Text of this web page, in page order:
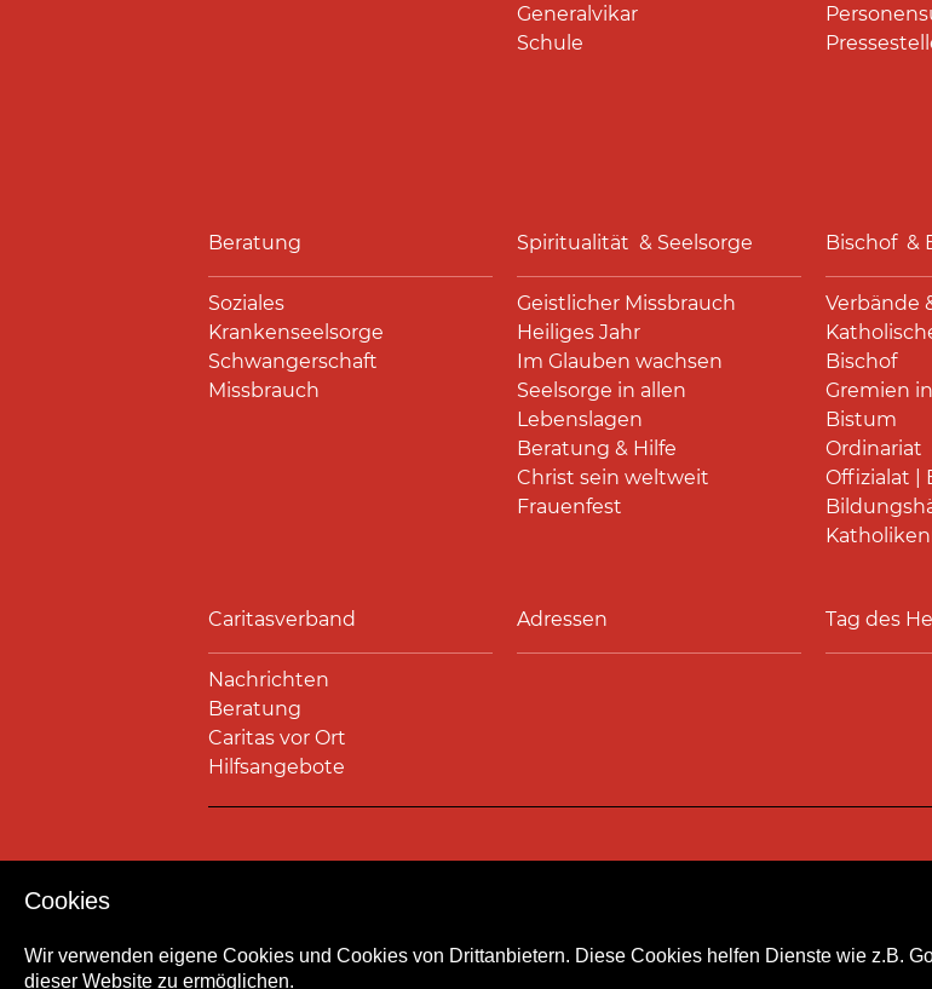
Cookies
Wir verwenden eigene Cookies und Cookies von Drittanbietern. Diese Cookies helfen Dienste wie z.B.
dieser Website zu ermöglichen.
Generalvikar
Schule
Beratung
Soziales
Krankenseelsorge
Schwangerschaft
Missbrauch
Spiritualität & Seelsorge
Geistlicher Missbrauch
Heiliges Jahr
Im Glauben wachsen
Seelsorge in allen
Lebenslagen
Beratung & Hilfe
Christ sein weltweit
Frauenfest
Bischof &
Verbände
Bischof
Gremien
Bistum
Ordinariat
Offizialat |
Caritasverband
Nachrichten
Beratung
Caritas vor Ort
Hilfsangebote
Adressen Tag des